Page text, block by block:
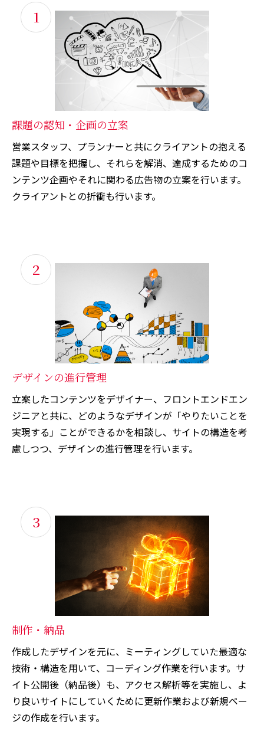
1
課題の認知・企画の立案
営業スタッフ、プランナーと共にクライアントの抱える
課題や目標を把握し、それらを解消、達成するためのコ
ンテンツ企画やそれに関わる広告物の立案を行います。
クライアントとの折衝も行います。
2
デザインの進行管理
立案したコンテンツをデザイナー、フロントエンドエン
ジニアと共に、どのようなデザインが「やりたいことを
実現する」ことができるかを相談し、サイトの構造を考
慮しつつ、デザインの進行管理を行います。
3
制作・納品
作成したデザインを元に、ミーティングしていた最適な
技術・構造を用いて、コーディング作業を行います。サ
イト公開後（納品後）も、アクセス解析等を実施し、よ
り良いサイトにしていくために更新作業および新規ペー
ジの作成を行います。